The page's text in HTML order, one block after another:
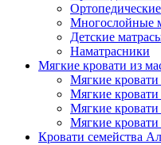
Многослойные
Детские
Наматрасники
Мягкие кровати из
Мягкие кровати
Мягкие кровати
Мягкие кровати
Мягкие
Кровати семейства